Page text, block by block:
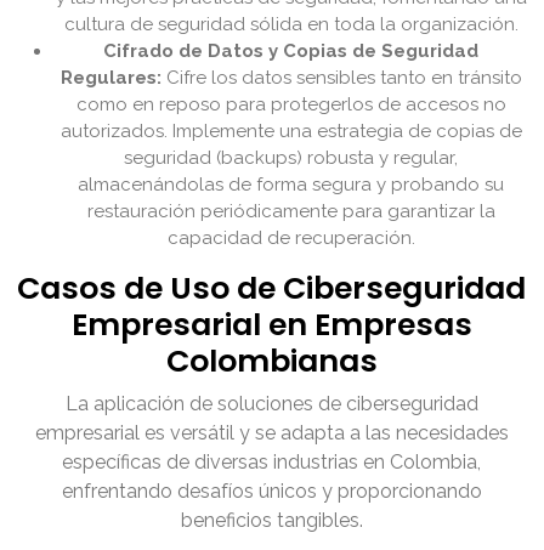
cultura de seguridad sólida en toda la organización.
Cifrado de Datos y Copias de Seguridad
Regulares: Cifre los datos sensibles tanto en tránsito
como en reposo para protegerlos de accesos no
autorizados. Implemente una estrategia de copias de
seguridad (backups) robusta y regular,
almacenándolas de forma segura y probando su
restauración periódicamente para garantizar la
capacidad de recuperación.
Casos de Uso de Ciberseguridad
Empresarial en Empresas
Colombianas
La aplicación de soluciones de ciberseguridad
empresarial es versátil y se adapta a las necesidades
específicas de diversas industrias en Colombia,
enfrentando desafíos únicos y proporcionando
beneficios tangibles.